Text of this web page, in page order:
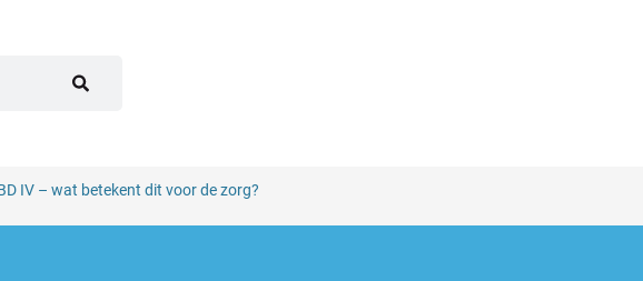
IV – wat betekent dit voor de zorg?